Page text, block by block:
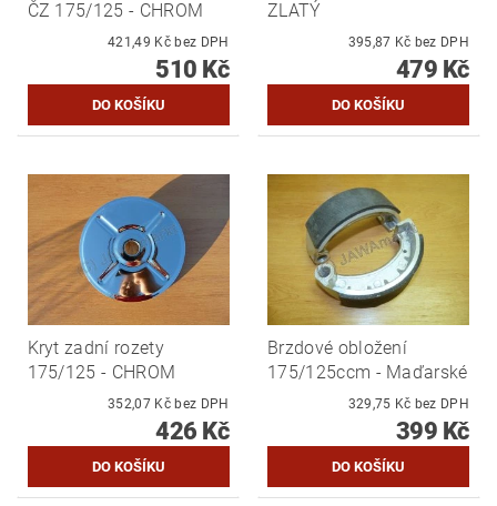
ČZ 175/125 - CHROM
421,49 Kč bez DPH
510 Kč
ZLATÝ
395,87 Kč bez DPH
479 Kč
Kryt zadní rozety
175/125 - CHROM
352,07 Kč bez DPH
426 Kč
Brzdové obložení
175/125ccm - Maďarské
329,75 Kč bez DPH
399 Kč